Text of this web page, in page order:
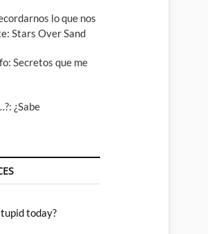
lo que nos
Stars Over Sand
Secretos que me
¿Sabe
today?